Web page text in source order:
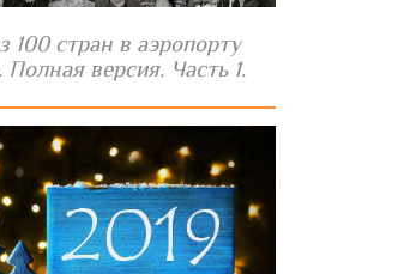
100 стран в аэропорту
версия. Часть 1.